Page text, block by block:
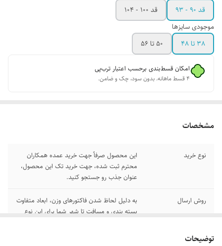
قد 90 - 93
قد 100 - 104
موجودی سایزها
38 تا 48
50 تا 56
امکان قسط‌بندی برحسب اعتبار ترب‌پی
۴ قسط ماهانه. بدون سود، چک و ضامن.
مشخصات
نوع خرید
این محصول صرفاً جهت خرید عمده همکاران
محترم ثبت شده، جهت خرید تک این محصول،
عنوان جذب رو جستجو کنید.
روش ارسال
به دلیل لحاظ شدن فاکتورهای وزن، ابعاد متفاوت
بسته بندی و مسافت تا شهر شما برای این نوع
توضیحات